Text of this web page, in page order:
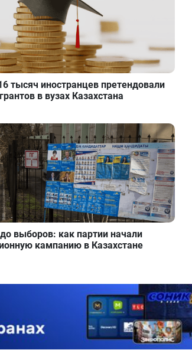
тысяч иностранцев претендовали
в вузах Казахстана
выборов: как партии начали
кампанию в Казахстане